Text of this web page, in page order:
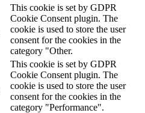
This cookie is set by GDPR
Cookie Consent plugin. The
cookie is used to store the user
consent for the cookies in the
category "Other.
This cookie is set by GDPR
Cookie Consent plugin. The
cookie is used to store the user
consent for the cookies in the
category "Performance".